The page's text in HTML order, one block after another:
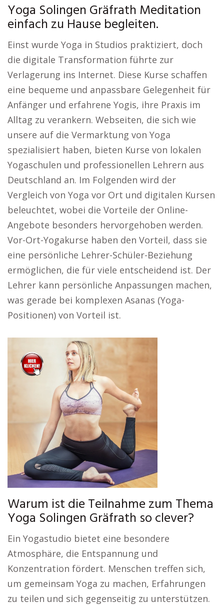
Yoga Solingen Gräfrath Meditation
einfach zu Hause begleiten.
Einst wurde Yoga in Studios praktiziert, doch
die digitale Transformation führte zur
Verlagerung ins Internet. Diese Kurse schaffen
eine bequeme und anpassbare Gelegenheit für
Anfänger und erfahrene Yogis, ihre Praxis im
Alltag zu verankern. Webseiten, die sich wie
unsere auf die Vermarktung von Yoga
spezialisiert haben, bieten Kurse von lokalen
Yogaschulen und professionellen Lehrern aus
Deutschland an. Im Folgenden wird der
Vergleich von Yoga vor Ort und digitalen Kursen
beleuchtet, wobei die Vorteile der Online-
Angebote besonders hervorgehoben werden.
Vor-Ort-Yogakurse haben den Vorteil, dass sie
eine persönliche Lehrer-Schüler-Beziehung
ermöglichen, die für viele entscheidend ist. Der
Lehrer kann persönliche Anpassungen machen,
was gerade bei komplexen Asanas (Yoga-
Positionen) von Vorteil ist.
Warum ist die Teilnahme zum Thema
Yoga Solingen Gräfrath so clever?
Ein Yogastudio bietet eine besondere
Atmosphäre, die Entspannung und
Konzentration fördert. Menschen treffen sich,
um gemeinsam Yoga zu machen, Erfahrungen
zu teilen und sich gegenseitig zu unterstützen.